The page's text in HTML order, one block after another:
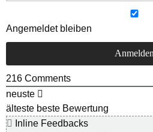
Angemeldet bleiben
216 Comments
neuste
älteste beste Bewertung
Inline Feedbacks